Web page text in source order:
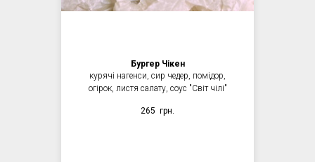
Бургер Чікен
курячі нагенси, сир чедер, помідор,
огірок, листя салату, соус "Світ чілі"
265 грн.